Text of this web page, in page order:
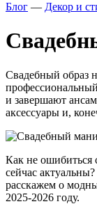
Блог — Декор и
Свадебный образ
и завершают
аксессуары и,
Как не ошибиться
сейчас
расскажем о
2025-2026 году.